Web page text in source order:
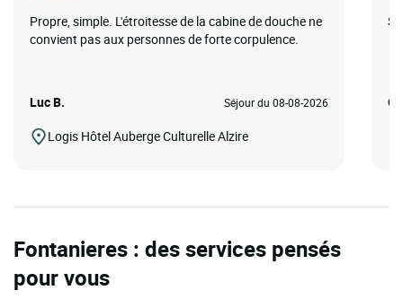
Propre, simple. L'étroitesse de la cabine de douche ne
convient pas aux personnes de forte corpulence.
Luc B. Séjour du 08-08-2026
Logis Hôtel Auberge Culturelle Alzire
Fontanieres : des services pensés
pour vous